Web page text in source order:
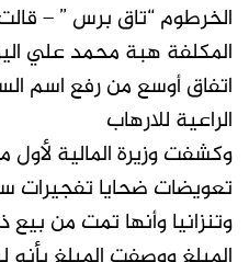
الخرطوم “تاق برس ” – قالت
المكلفة هبة محمد علي
اتفاق أوسع من رفع اسم
الراعية للارهاب
وكشفت وزيرة المالية
تعويضات ضحايا تفجيرات
وتنزانيا وأنها تمت من